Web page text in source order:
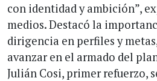
con identidad y ambición”,
medios. Destacó la
dirigencia en perfiles y
avanzar en el armado del
Julián Cosi, primer refuerzo,